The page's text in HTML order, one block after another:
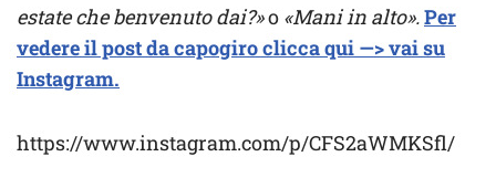
estate che benvenuto dai?»o «Mani in alto».Per
vedere il post da capogiro clicca qui —> vai su
Instagram.
https://www.instagram.com/p/CFS2aWMKSfl/